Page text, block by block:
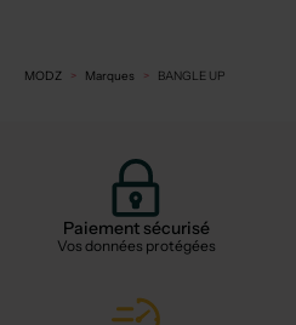
MODZ Marques BANGLE UP
Paiement sécurisé
Vos données protégées